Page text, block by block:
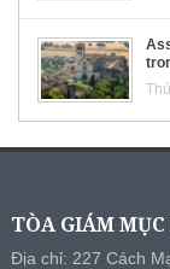
TÒA GIÁM
Địa chỉ: 227 Cách